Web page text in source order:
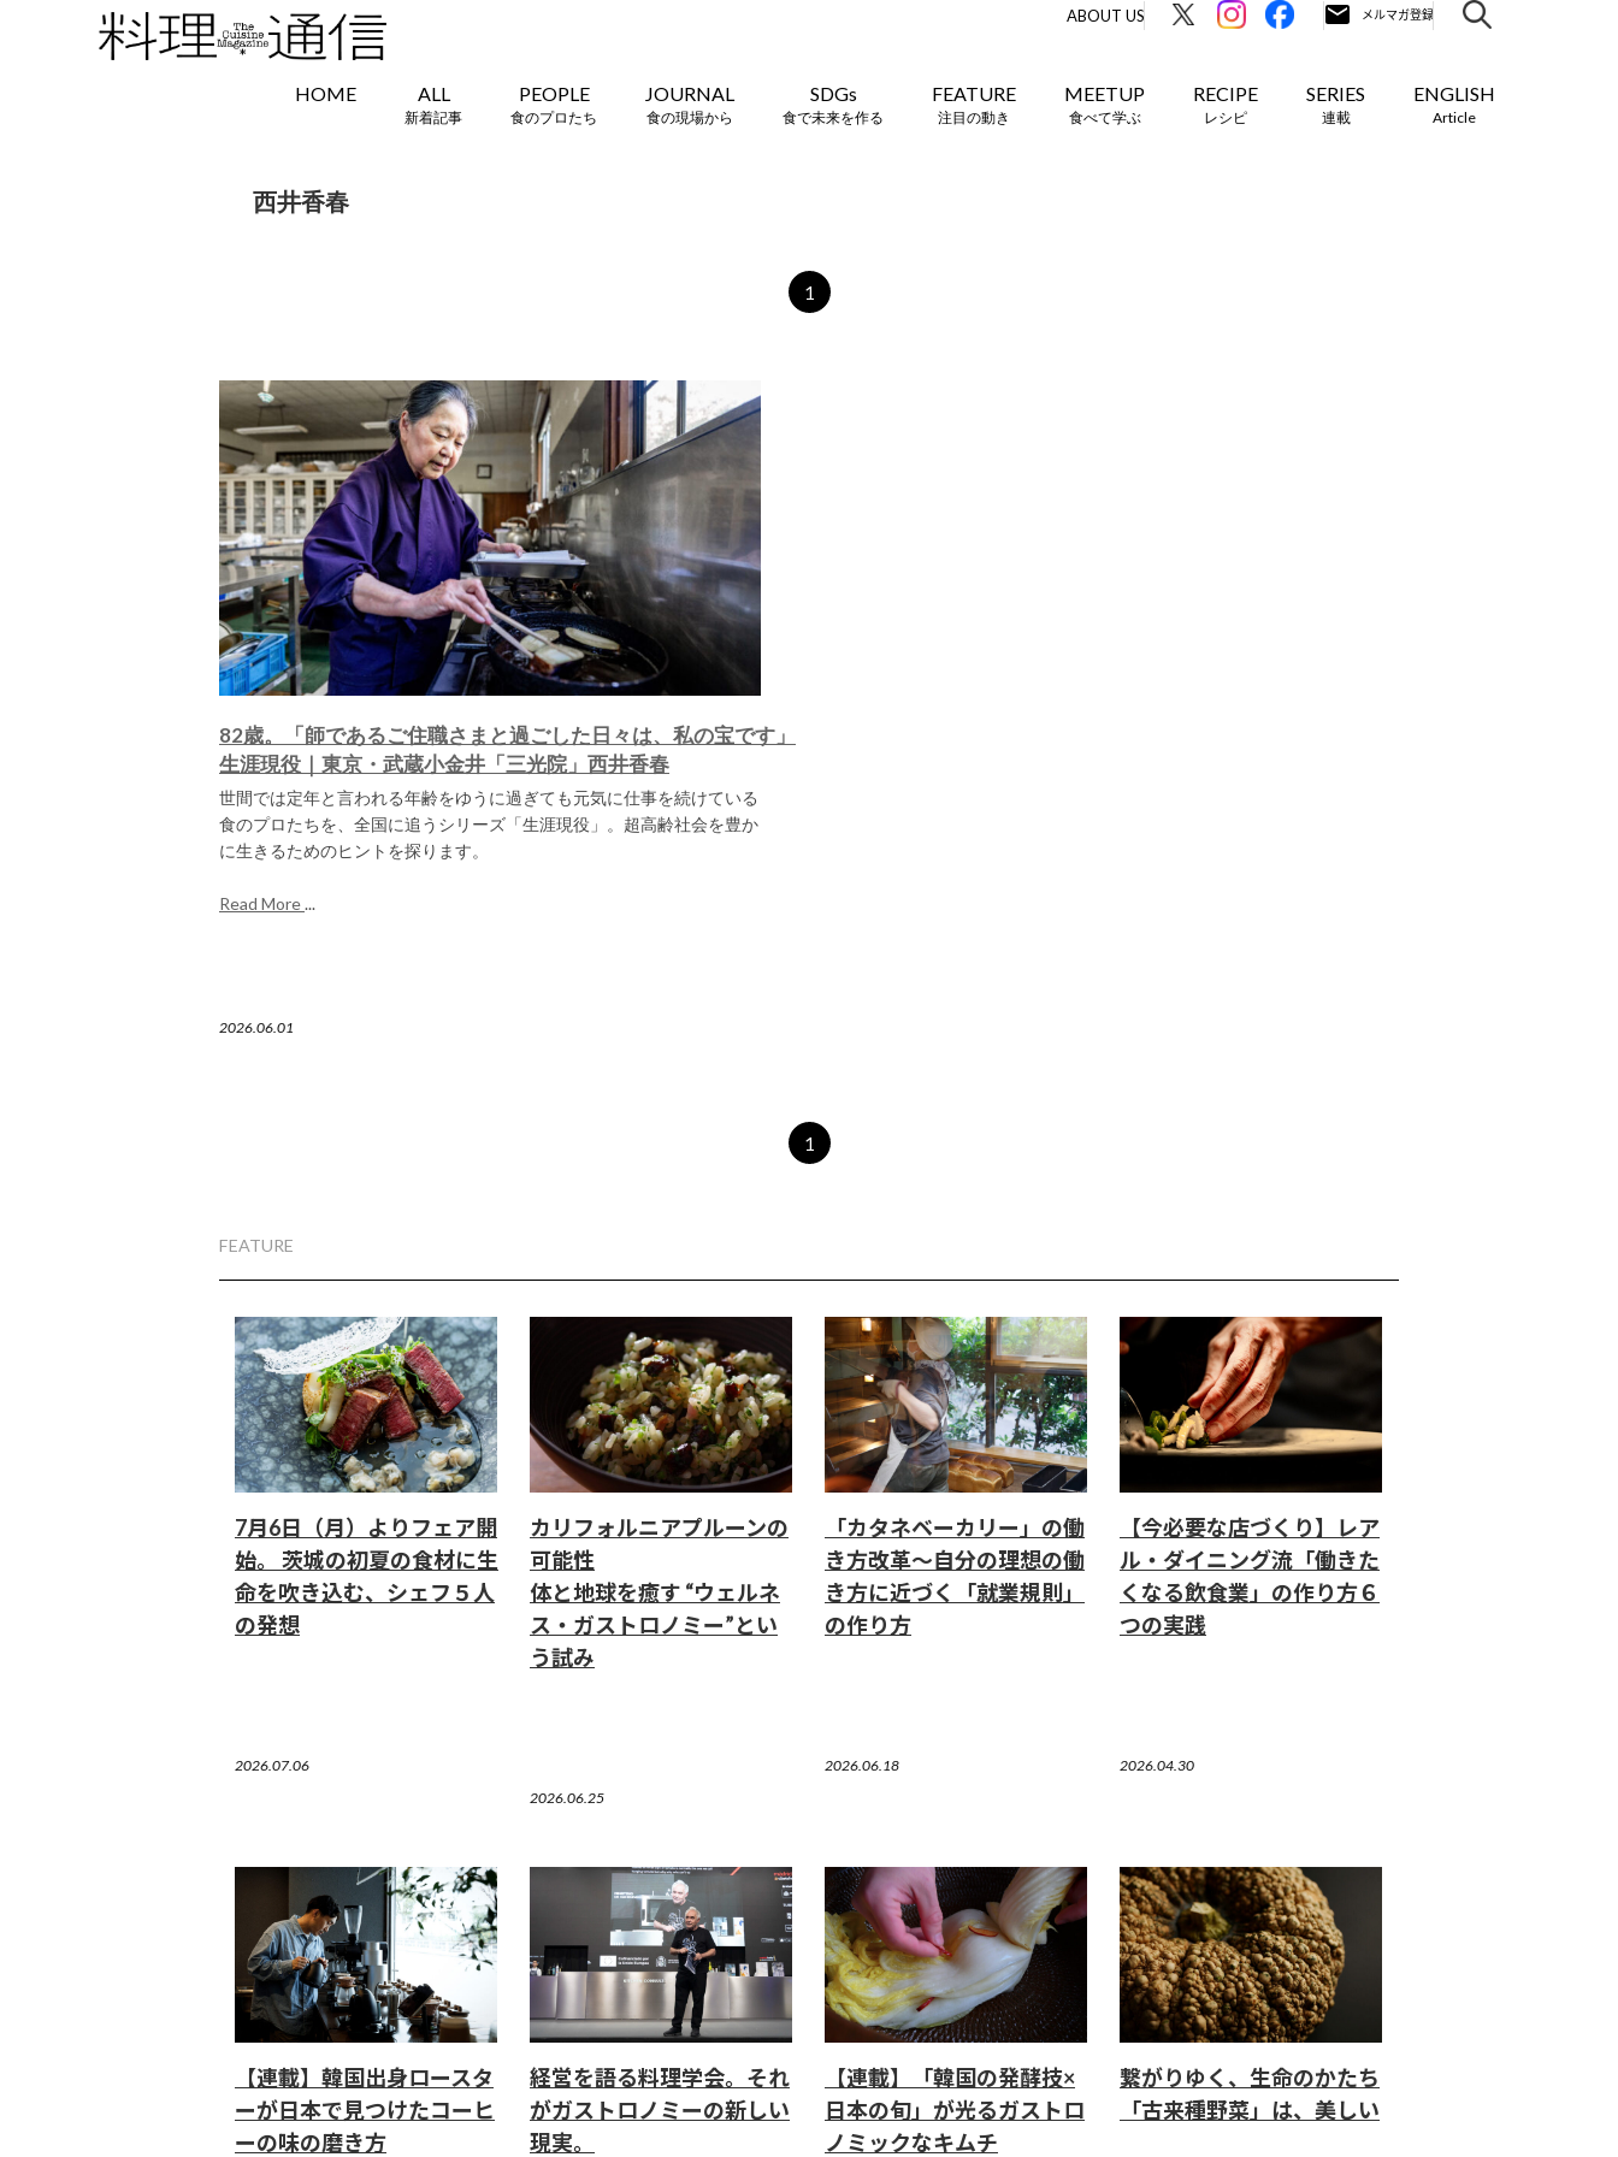
ABOUT US
HOME ALL
新着記事
PEOPLE
食のプロたち
JOURNAL
食の現場から
SDGs
食で未来を作る
FEATURE
注目の動き
MEETUP
食べて学ぶ
RECIPE
レシピ
SERIES
連載
ENGLISH
Article
西井香春
1
82歳。「師であるご住職さまと過ごした日々は、私の宝です」
生涯現役｜東京・武蔵小金井「三光院」西井香春
世間では定年と言われる年齢をゆうに過ぎても元気に仕事を続けている
食のプロたちを、全国に追うシリーズ「生涯現役」。超高齢社会を豊か
に生きるためのヒントを探ります。
Read More...
2026.06.01
1
FEATURE
7月6日（月）よりフェア開
始。 茨城の初夏の食材に生
命を吹き込む、シェフ５人
の発想
2026.07.06
カリフォルニアプルーンの
可能性
体と地球を癒す “ウェルネ
ス・ガストロノミー”とい
う試み
2026.06.25
「カタネベーカリー」の働
き方改革～自分の理想の働
き方に近づく「就業規則」
の作り方
2026.06.18
【今必要な店づくり】レア
ル・ダイニング流「働きた
くなる飲食業」の作り方６
つの実践
2026.04.30
【連載】韓国出身ロースタ
ーが日本で見つけたコーヒ
ーの味の磨き方
経営を語る料理学会。それ
がガストロノミーの新しい
現実。
【連載】「韓国の発酵技×
日本の旬」が光るガストロ
ノミックなキムチ
繋がりゆく、生命のかたち
「古来種野菜」は、美しい